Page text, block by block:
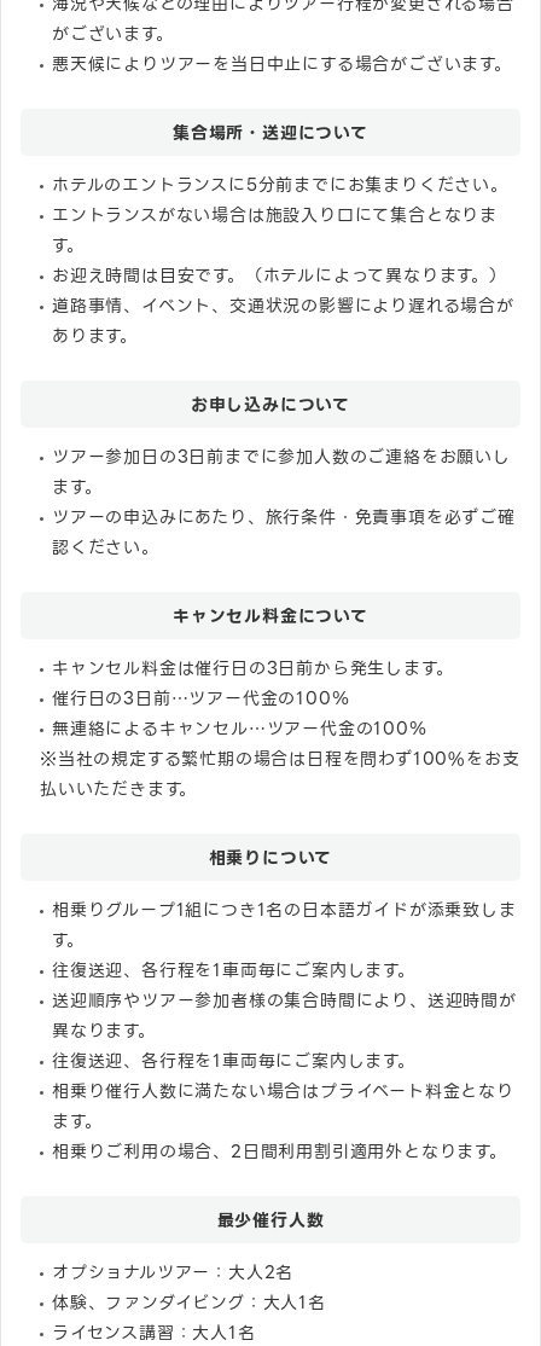
がございます。
悪天候によりツアーを当日中止にする場合がございます。
集合場所・送迎について
ホテルのエントランスに5分前までにお集まりください。
エントランスがない場合は施設入り口にて集合となりま
す。
お迎え時間は目安です。（ホテルによって異なります。）
道路事情、イベント、交通状況の影響により遅れる場合が
あります。
お申し込みについて
ツアー参加日の3日前までに参加人数のご連絡をお願いし
ます。
ツアーの申込みにあたり、旅行条件・免責事項を必ずご確
認ください。
キャンセル料金について
キャンセル料金は催行日の3日前から発生します。
催行日の3日前…ツアー代金の100％
無連絡によるキャンセル…ツアー代金の100％
※当社の規定する繁忙期の場合は日程を問わず100%をお支
払いいただきます。
相乗りについて
相乗りグループ1組につき1名の日本語ガイドが添乗致しま
す。
往復送迎、各行程を1車両毎にご案内します。
送迎順序やツアー参加者様の集合時間により、送迎時間が
異なります。
往復送迎、各行程を1車両毎にご案内します。
相乗り催行人数に満たない場合はプライベート料金となり
ます。
相乗りご利用の場合、2日間利用割引適用外となります。
最少催行人数
オプショナルツアー：大人2名
体験、ファンダイビング：大人1名
ライセンス講習：大人1名